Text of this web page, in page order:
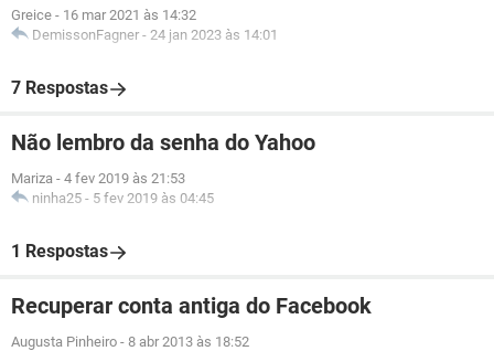
Greice - 16 mar 2021 às 14:32
DemissonFagner - 24 jan 2023 às 14:01
7 Respostas
Não lembro da senha do Yahoo
Mariza - 4 fev 2019 às 21:53
ninha25 - 5 fev 2019 às 04:45
1 Respostas
Recuperar conta antiga do Facebook
Augusta Pinheiro - 8 abr 2013 às 18:52